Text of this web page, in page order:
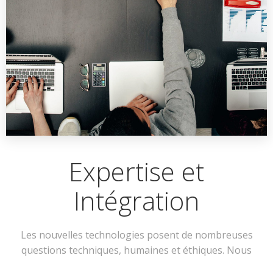
Expertise et
Intégration
Les nouvelles technologies posent de nombreuses
questions techniques, humaines et éthiques. Nous